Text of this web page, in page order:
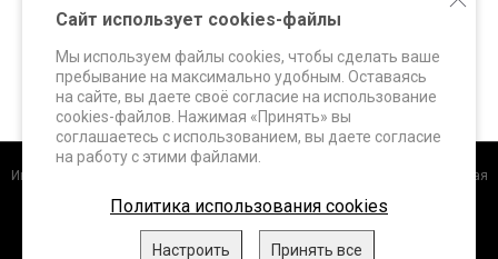
Интернет-магазин
+7 (495) 648-60-24 +7 (963) 687-56-82 Москва, Дорожная
улица, д.3 к. 5Б info@superbrakes.ru, с 10 до 17 по рабочим дням
DBA (Австралия).FERODO Racing (Италия).HAWK Performance
Сайт использует cookies-файлы
Мы используем файлы cookies, чтобы сделать ваше
пребывание на максимально удобным. Оставаясь
на сайте, вы даете своё согласие на использование
cookies-файлов. Нажимая «Принять» вы
соглашаетесь с использованием, вы даете согласие
на работу с этими файлами.
Политика использования cookies
Настроить Принять все